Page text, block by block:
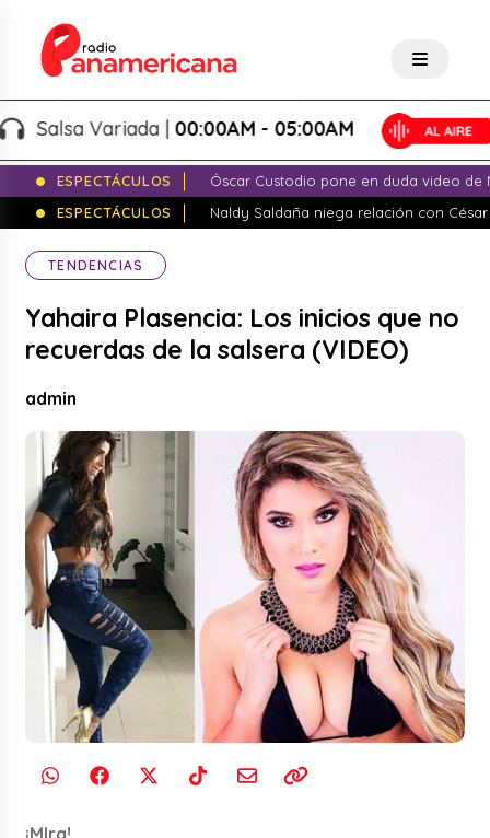
Variada |00:00AM - 05:00AM
ESPECTÁCULOS
Óscar Custodio pone en duda video de
ESPECTÁCULOS
Naldy Saldaña niega relación con
TENDENCIAS
Yahaira Plasencia: Los inicios que no
recuerdas de la salsera (VIDEO)
admin
¡MIra!